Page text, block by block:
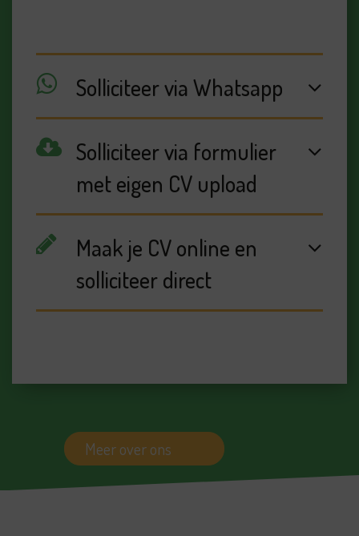
Solliciteer via Whatsapp
Solliciteer via formulier
met eigen CV upload
Maak je CV online en
solliciteer direct
Meer over ons